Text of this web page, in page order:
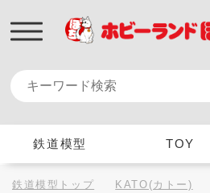
鉄道模型 TOY
鉄道模型トップ KATO(カトー)